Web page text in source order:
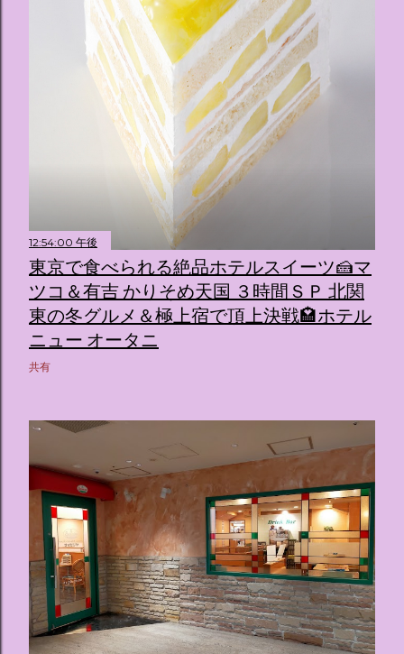
12:54:00 午後
東京で食べられる絶品ホテルスイーツ🍰マ
ツコ＆有吉 かりそめ天国 ３時間ＳＰ 北関
東の冬グルメ＆極上宿で頂上決戦🏩ホテル
ニュー オータニ
共有